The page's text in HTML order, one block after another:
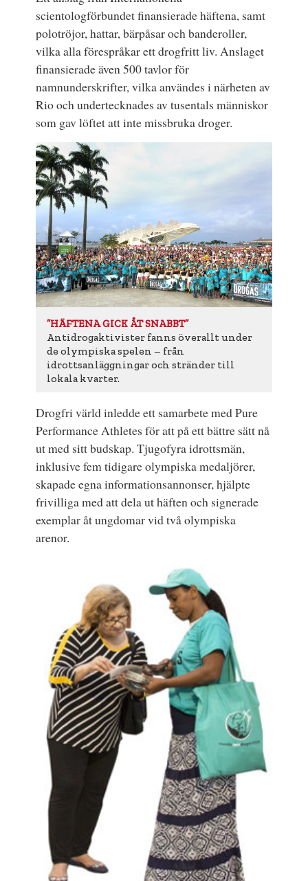
scientologförbundet finansierade häftena, samt
polotröjor, hattar, bärpåsar och banderoller,
vilka alla förespråkar ett drogfritt liv. Anslaget
finansierade även 500 tavlor för
namnunderskrifter, vilka användes i närheten av
Rio och undertecknades av tusentals människor
som gav löftet att inte missbruka droger.
”HÄFTENA GICK ÅT SNABBT”
Antidrogaktivister fanns överallt under
de olympiska spelen – från
idrottsanläggningar och stränder till
lokala kvarter.
Drogfri värld inledde ett samarbete med Pure
Performance Athletes för att på ett bättre sätt nå
ut med sitt budskap. Tjugofyra idrottsmän,
inklusive fem tidigare olympiska medaljörer,
skapade egna informationsannonser, hjälpte
frivilliga med att dela ut häften och signerade
exemplar åt ungdomar vid två olympiska
arenor.